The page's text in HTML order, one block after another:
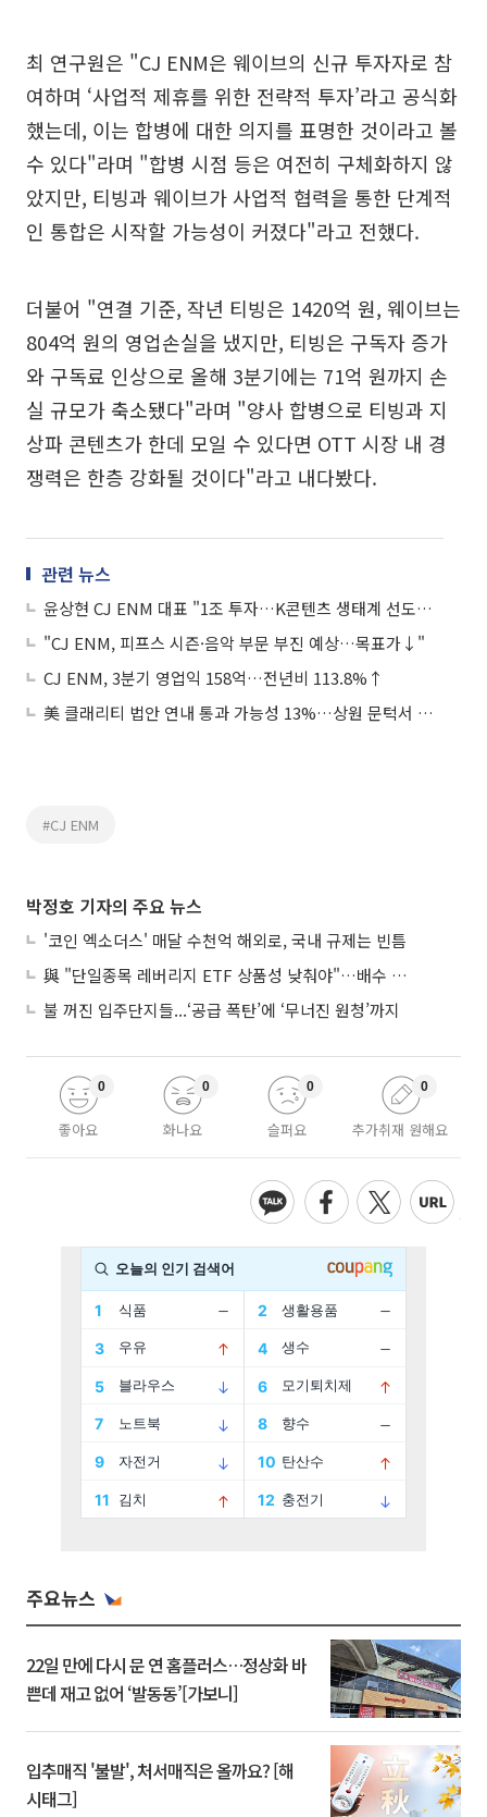
최 연구원은 "CJ ENM은 웨이브의 신규 투자자로 참
여하며 ‘사업적 제휴를 위한 전략적 투자’라고 공식화
했는데, 이는 합병에 대한 의지를 표명한 것이라고 볼
수 있다"라며 "합병 시점 등은 여전히 구체화하지 않
았지만, 티빙과 웨이브가 사업적 협력을 통한 단계적
인 통합은 시작할 가능성이 커졌다"라고 전했다.
더불어 "연결 기준, 작년 티빙은 1420억 원, 웨이브는
804억 원의 영업손실을 냈지만, 티빙은 구독자 증가
와 구독료 인상으로 올해 3분기에는 71억 원까지 손
실 규모가 축소됐다"라며 "양사 합병으로 티빙과 지
상파 콘텐츠가 한데 모일 수 있다면 OTT 시장 내 경
쟁력은 한층 강화될 것이다"라고 내다봤다.
관련 뉴스
윤상현 CJ ENM 대표 "1조 투자…K콘텐츠 생태계 선도할 것"
"CJ ENM, 피프스 시즌·음악 부문 부진 예상…목표가↓"
CJ ENM, 3분기 영업익 158억…전년비 113.8%↑
美 클래리티 법안 연내 통과 가능성 13%…상원 문턱서 제동
#CJ ENM
박정호 기자의 주요 뉴스
'코인 엑소더스' 매달 수천억 해외로, 국내 규제는 빈틈
與 "단일종목 레버리지 ETF 상품성 낮춰야"…배수 조정안도 거론
불 꺼진 입주단지들...‘공급 폭탄’에 ‘무너진 원청’까지
좋아요
0
화나요
0
슬퍼요
0
추가취재 원해요
0
주요뉴스
22일 만에 다시 문 연 홈플러스…정상화 바
쁜데 재고 없어 ‘발동동’[가보니]
입추매직 '불발', 처서매직은 올까요? [해
시태그]